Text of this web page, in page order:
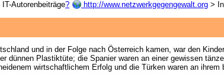
Autorenbeiträge? http://www.netzwerkgegengewalt.org >
und in der Folge nach Österreich kamen, war den
dünnen Plastiktüte; die Spanier waren an einer gewissen
wirtschaftlichem Erfolg und die Türken waren an